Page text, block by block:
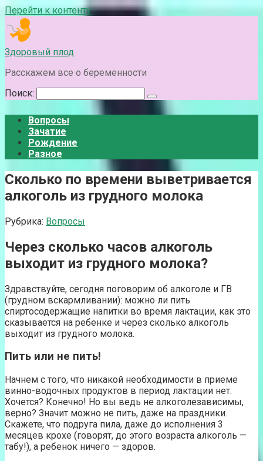
Перейти к контенту
Здоровый плод
Расскажем все о беременности
Поиск:
Вопросы
Зачатие
Рождение
Разное
Сколько по времени выветривается
алкоголь из грудного молока
Рубрика: Вопросы
Через сколько часов алкоголь
выходит из грудного молока?
Здравствуйте, сегодня поговорим об алкоголе и ГВ
(грудном вскармливании): можно ли пить
спиртосодержащие напитки во время лактации, как это
сказывается на ребенке и через сколько алкоголь
выходит из грудного молока.
Пить или не пить!
Начнем с того, что никакой необходимости в приеме
винно-водочных продуктов в период лактации нет.
Хочется? Конечно! Но вы ведь не алкоголезависимы,
верно? Значит можно не пить, даже на праздники.
Скажете, что подруга пила, даже до исполнения 3
месяцев крохе (говорят, до этого возраста алкоголь —
табу!), а ребенок ничего — здоров.